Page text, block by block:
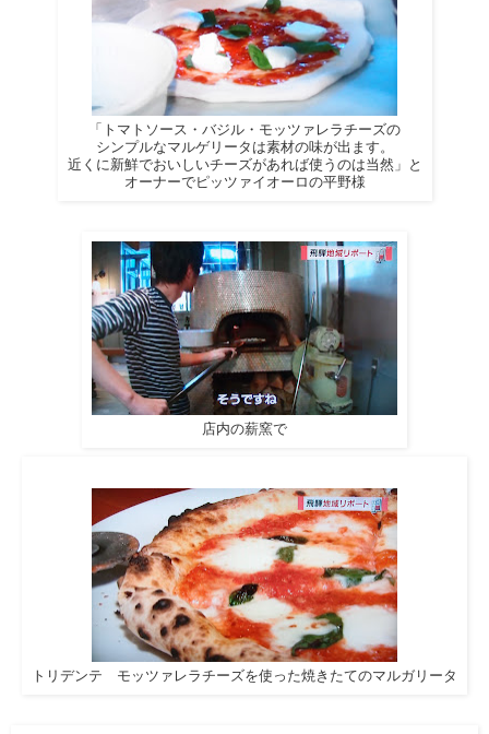
「 トマトソース・バジル・モッツァレラチーズの
シンプルなマルゲリータは素材の味が出ます。
近くに新鮮でおいしいチーズがあれば使うのは当然」 と
オーナーでピッツァイオーロの平野様
店内の薪窯で
トリデンテ モッツァレラチーズを使った焼きたてのマルガリータ